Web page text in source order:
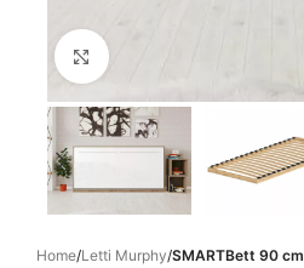
Click to enlarge
Home Letti Murphy SMARTBett 90 cm